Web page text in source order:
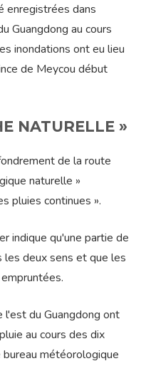
enregistrées dans
Guangdong au cours
inondations ont eu lieu
de Meycou début
NATURELLE »
de la route
naturelle »
pluies continues ».
indique qu'une partie de
deux sens et que les
du Guangdong ont
au cours des dix
bureau météorologique